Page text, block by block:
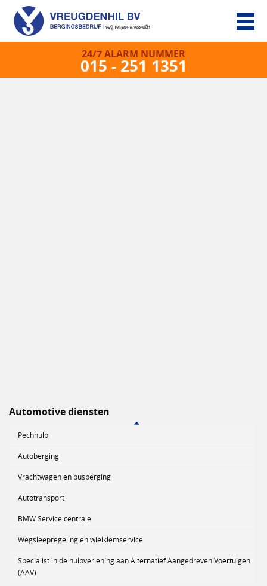
24/7 ALARM NUMMER
015 - 251 1351
Automotive diensten
Pechhulp
Autoberging
Vrachtwagen en busberging
Autotransport
BMW Service centrale
Wegsleepregeling en wielklemservice
Specialist in de hulpverlening aan Alternatief Aangedreven Voertuigen
(AAV)